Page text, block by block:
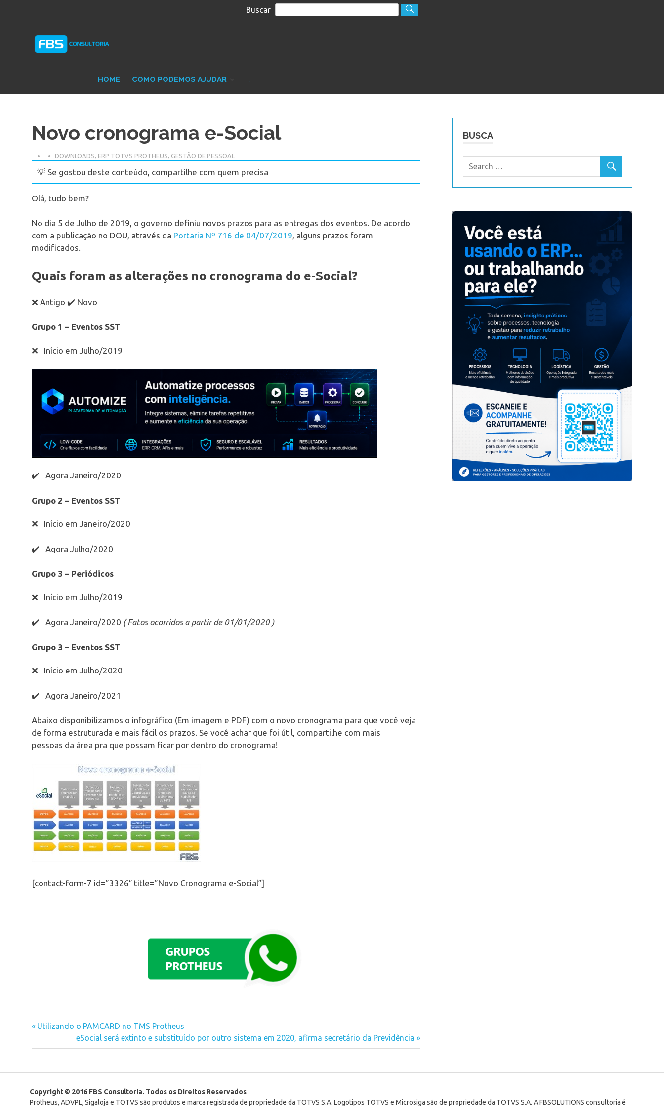
Buscar
Protheus
TOTVS
HOME COMO PODEMOS AJUDAR .
Novo cronograma e-Social
DOWNLOADS ERP TOTVS PROTHEUS GESTÃO DE PESSOAL
💡 Se gostou deste conteúdo, compartilhe com quem precisa
Olá, tudo bem?
No dia 5 de Julho de 2019, o governo definiu novos prazos para as entregas dos eventos. De acordo
com a publicação no DOU, através da Portaria Nº 716 de 04/07/2019, alguns prazos foram
modificados.
Quais foram as alterações no cronograma do e-Social?
❌ Antigo ✔️ Novo
Grupo 1 – Eventos SST
❌ Início em Julho/2019
✔️ Agora Janeiro/2020
Grupo 2 – Eventos SST
❌ Início em Janeiro/2020
✔️ Agora Julho/2020
Grupo 3 – Periódicos
❌ Início em Julho/2019
✔️ Agora Janeiro/2020 ( Fatos ocorridos a partir de 01/01/2020 )
Grupo 3 – Eventos SST
❌ Início em Julho/2020
✔️ Agora Janeiro/2021
Abaixo disponibilizamos o infográfico (Em imagem e PDF) com o novo cronograma para que você veja
de forma estruturada e mais fácil os prazos. Se você achar que foi útil, compartilhe com mais
pessoas da área pra que possam ficar por dentro do cronograma!
[contact-form-7 id=”3326″ title=”Novo Cronograma e-Social”]
esocial
Navegação
Post
Previous
Utilizando o PAMCARD no TMS Protheus
Next
Post:
eSocial será extinto e substituído por outro sistema em 2020, afirma secretário da Previdência
BUSCA
Copyright © 2016 FBS Consultoria. Todos os Direitos Reservados
Protheus, ADVPL, Sigaloja e TOTVS são produtos e marca registrada de propriedade da TOTVS S.A. Logotipos TOTVS e Microsiga são de propriedade da TOTVS S.A. A FBSOLUTIONS consultoria é